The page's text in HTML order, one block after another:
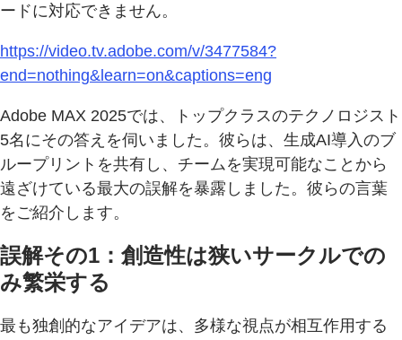
ードに対応できません。
https://video.tv.adobe.com/v/3477584?
end=nothing&learn=on&captions=eng
Adobe MAX 2025では、トップクラスのテクノロジスト
5名にその答えを伺いました。彼らは、生成AI導入のブ
ループリントを共有し、チームを実現可能なことから
遠ざけている最大の誤解を暴露しました。彼らの言葉
をご紹介します。
誤解その1：創造性は狭いサークルでの
み繁栄する
最も独創的なアイデアは、多様な視点が相互作用する